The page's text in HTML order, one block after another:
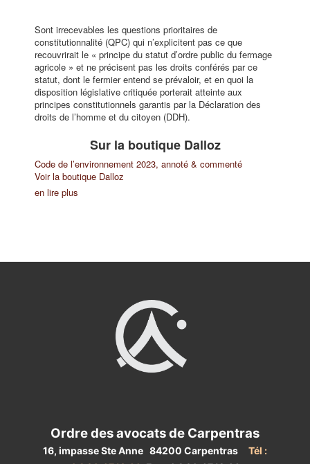
Sont irrecevables les questions prioritaires de
constitutionnalité (QPC) qui n’explicitent pas ce que
recouvrirait le « principe du statut d’ordre public du fermage
agricole » et ne précisent pas les droits conférés par ce
statut, dont le fermier entend se prévaloir, et en quoi la
disposition législative critiquée porterait atteinte aux
principes constitutionnels garantis par la Déclaration des
droits de l’homme et du citoyen (DDH).
Sur la boutique Dalloz
Code de l’environnement 2023, annoté & commenté
Voir la boutique Dalloz
en lire plus
Ordre des avocats de Carpentras
16, impasse Ste Anne 84200 Carpentras
Tél :